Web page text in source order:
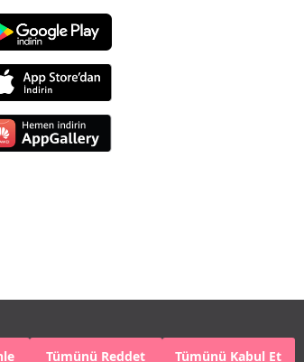
Tümünü Reddet Tümünü Kabul Et